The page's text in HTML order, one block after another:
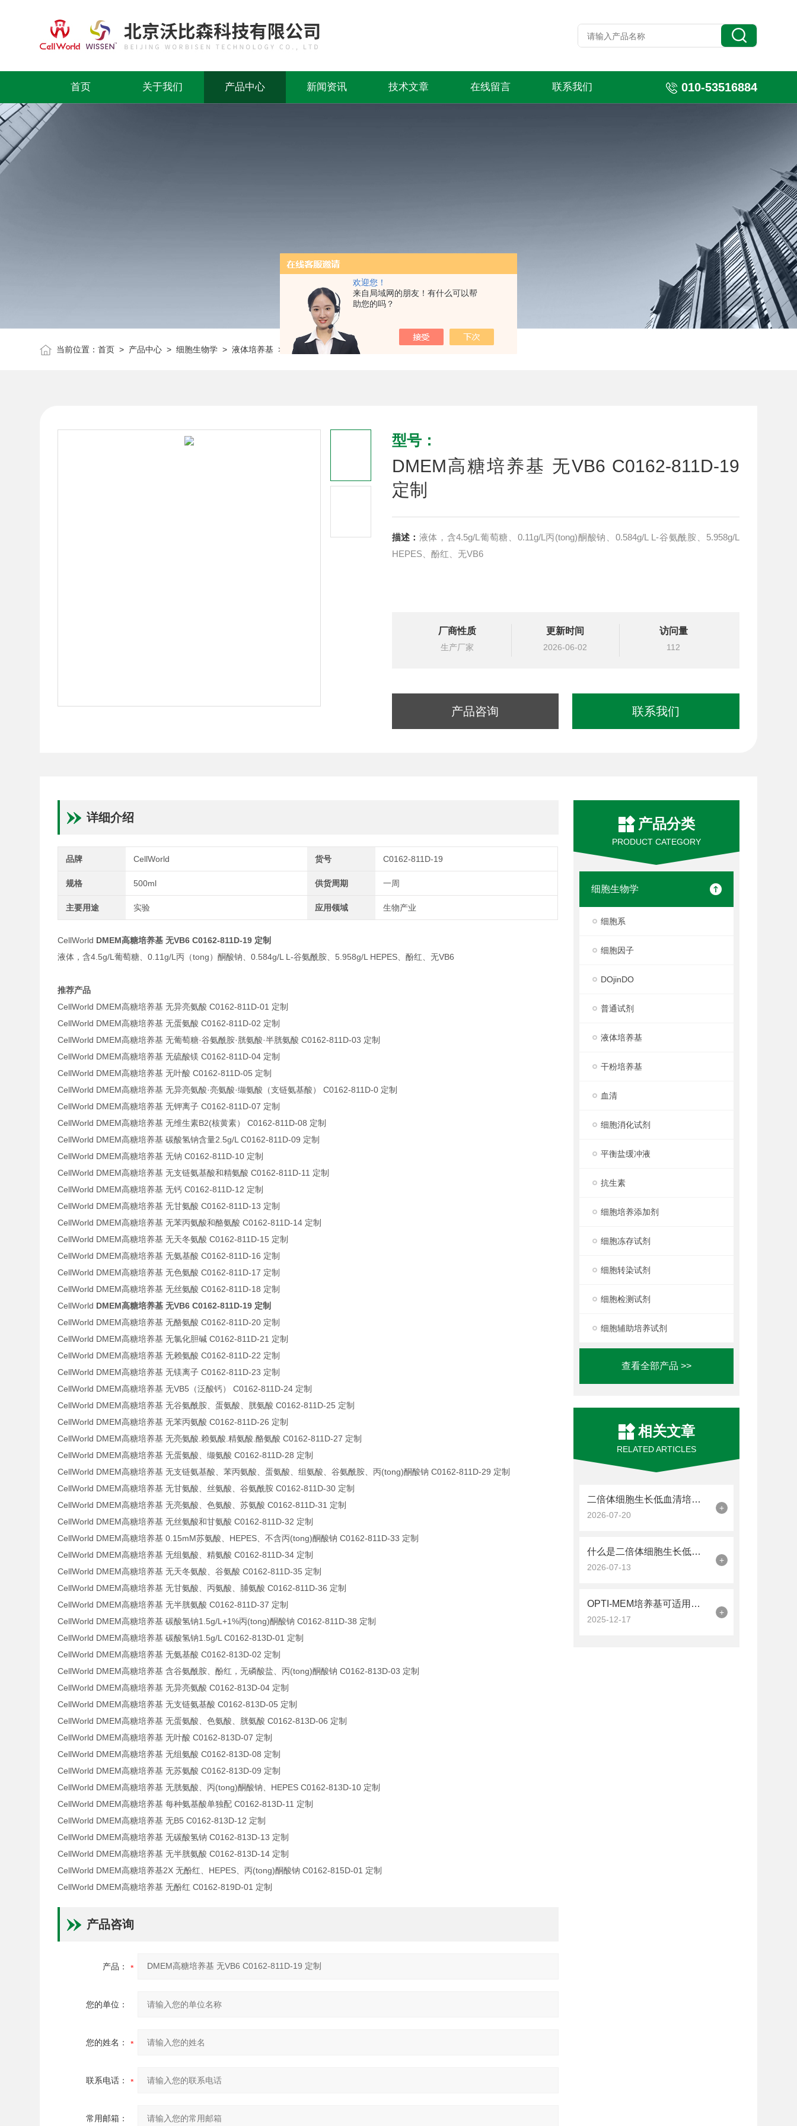
欢迎您！
来自局域网的朋友！有什么可以帮
助您的吗？
首页 关于我们 产品中心 新闻资讯 技术文章 在线留言 联系我们 010-53516884
当前位置：首页 > 产品中心 >细胞生物学 >液体培养基 > DMEM高糖培养基 无VB6 C0162-811D-19 定制
型号：
DMEM高糖培养基 无VB6 C0162-811D-19
定制
描述： 液体，含4.5g/L葡萄糖、0.11g/L丙(tong)酮酸钠、0.584g/L L-谷氨酰胺、5.958g/L
HEPES、酚红、无VB6
厂商性质
生产厂家
更新时间
2026-06-02
访问量
112
产品咨询 联系我们
产品分类
PRODUCT CATEGORY
细胞生物学
细胞系
细胞因子
DOjinDO
普通试剂
液体培养基
干粉培养基
血清
细胞消化试剂
平衡盐缓冲液
抗生素
细胞培养添加剂
细胞冻存试剂
细胞转染试剂
细胞检测试剂
细胞辅助培养试剂
查看全部产品 >>
相关文章
RELATED ARTICLES
二倍体细胞生长低血清培养基(SRM)是一种优化细胞培养的平衡策略
2026-07-20
+
什么是二倍体细胞生长低血清培养基(SRM)?
2026-07-13
+
OPTI-MEM培养基可适用于多种哺乳动物细胞的培养
2025-12-17
+
详细介绍
品牌 CellWorld 货号 C0162-811D-19
规格 500ml 供货周期 一周
主要用途 实验 应用领域 生物产业
CellWorld DMEM高糖培养基 无VB6 C0162-811D-19 定制
液体，含4.5g/L葡萄糖、0.11g/L丙（tong）酮酸钠、0.584g/L L-谷氨酰胺、5.958g/L HEPES、酚红、无VB6
推荐产品
CellWorld DMEM高糖培养基 无异亮氨酸 C0162-811D-01 定制
CellWorld DMEM高糖培养基 无蛋氨酸 C0162-811D-02 定制
CellWorld DMEM高糖培养基 无葡萄糖·谷氨酰胺·胱氨酸·半胱氨酸 C0162-811D-03 定制
CellWorld DMEM高糖培养基 无硫酸镁 C0162-811D-04 定制
CellWorld DMEM高糖培养基 无叶酸 C0162-811D-05 定制
CellWorld DMEM高糖培养基 无异亮氨酸·亮氨酸·缬氨酸（支链氨基酸） C0162-811D-0 定制
CellWorld DMEM高糖培养基 无钾离子 C0162-811D-07 定制
CellWorld DMEM高糖培养基 无维生素B2(核黄素） C0162-811D-08 定制
CellWorld DMEM高糖培养基 碳酸氢钠含量2.5g/L C0162-811D-09 定制
CellWorld DMEM高糖培养基 无钠 C0162-811D-10 定制
CellWorld DMEM高糖培养基 无支链氨基酸和精氨酸 C0162-811D-11 定制
CellWorld DMEM高糖培养基 无钙 C0162-811D-12 定制
CellWorld DMEM高糖培养基 无甘氨酸 C0162-811D-13 定制
CellWorld DMEM高糖培养基 无苯丙氨酸和酪氨酸 C0162-811D-14 定制
CellWorld DMEM高糖培养基 无天冬氨酸 C0162-811D-15 定制
CellWorld DMEM高糖培养基 无氨基酸 C0162-811D-16 定制
CellWorld DMEM高糖培养基 无色氨酸 C0162-811D-17 定制
CellWorld DMEM高糖培养基 无丝氨酸 C0162-811D-18 定制
CellWorld DMEM高糖培养基 无VB6 C0162-811D-19 定制
CellWorld DMEM高糖培养基 无酪氨酸 C0162-811D-20 定制
CellWorld DMEM高糖培养基 无氯化胆碱 C0162-811D-21 定制
CellWorld DMEM高糖培养基 无赖氨酸 C0162-811D-22 定制
CellWorld DMEM高糖培养基 无镁离子 C0162-811D-23 定制
CellWorld DMEM高糖培养基 无VB5（泛酸钙） C0162-811D-24 定制
CellWorld DMEM高糖培养基 无谷氨酰胺、蛋氨酸、胱氨酸 C0162-811D-25 定制
CellWorld DMEM高糖培养基 无苯丙氨酸 C0162-811D-26 定制
CellWorld DMEM高糖培养基 无亮氨酸.赖氨酸.精氨酸.酪氨酸 C0162-811D-27 定制
CellWorld DMEM高糖培养基 无蛋氨酸、缬氨酸 C0162-811D-28 定制
CellWorld DMEM高糖培养基 无支链氨基酸、苯丙氨酸、蛋氨酸、组氨酸、谷氨酰胺、丙(tong)酮酸钠 C0162-811D-29 定制
CellWorld DMEM高糖培养基 无甘氨酸、丝氨酸、谷氨酰胺 C0162-811D-30 定制
CellWorld DMEM高糖培养基 无亮氨酸、色氨酸、苏氨酸 C0162-811D-31 定制
CellWorld DMEM高糖培养基 无丝氨酸和甘氨酸 C0162-811D-32 定制
CellWorld DMEM高糖培养基 0.15mM苏氨酸、HEPES、不含丙(tong)酮酸钠 C0162-811D-33 定制
CellWorld DMEM高糖培养基 无组氨酸、精氨酸 C0162-811D-34 定制
CellWorld DMEM高糖培养基 无天冬氨酸、谷氨酸 C0162-811D-35 定制
CellWorld DMEM高糖培养基 无甘氨酸、丙氨酸、脯氨酸 C0162-811D-36 定制
CellWorld DMEM高糖培养基 无半胱氨酸 C0162-811D-37 定制
CellWorld DMEM高糖培养基 碳酸氢钠1.5g/L+1%丙(tong)酮酸钠 C0162-811D-38 定制
CellWorld DMEM高糖培养基 碳酸氢钠1.5g/L C0162-813D-01 定制
CellWorld DMEM高糖培养基 无氨基酸 C0162-813D-02 定制
CellWorld DMEM高糖培养基 含谷氨酰胺、酚红，无磷酸盐、丙(tong)酮酸钠 C0162-813D-03 定制
CellWorld DMEM高糖培养基 无异亮氨酸 C0162-813D-04 定制
CellWorld DMEM高糖培养基 无支链氨基酸 C0162-813D-05 定制
CellWorld DMEM高糖培养基 无蛋氨酸、色氨酸、胱氨酸 C0162-813D-06 定制
CellWorld DMEM高糖培养基 无叶酸 C0162-813D-07 定制
CellWorld DMEM高糖培养基 无组氨酸 C0162-813D-08 定制
CellWorld DMEM高糖培养基 无苏氨酸 C0162-813D-09 定制
CellWorld DMEM高糖培养基 无胱氨酸、丙(tong)酮酸钠、HEPES C0162-813D-10 定制
CellWorld DMEM高糖培养基 每种氨基酸单独配 C0162-813D-11 定制
CellWorld DMEM高糖培养基 无B5 C0162-813D-12 定制
CellWorld DMEM高糖培养基 无碳酸氢钠 C0162-813D-13 定制
CellWorld DMEM高糖培养基 无半胱氨酸 C0162-813D-14 定制
CellWorld DMEM高糖培养基2X 无酚红、HEPES、丙(tong)酮酸钠 C0162-815D-01 定制
CellWorld DMEM高糖培养基 无酚红 C0162-819D-01 定制
产品咨询
产品：
您的单位：
您的姓名：
联系电话：
常用邮箱：